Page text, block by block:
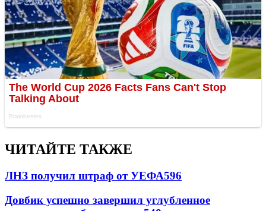
ЧИТАЙТЕ ТАКЖЕ
ЛНЗ получил штраф от УЕФА596
Довбик успешно завершил углубленное